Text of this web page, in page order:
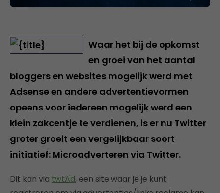
Waar het bij de opkomst
en groei van het aantal
bloggers en websites mogelijk werd met
Adsense en andere advertentievormen
opeens voor iedereen mogelijk werd een
klein zakcentje te verdienen, is er nu Twitter
groter groeit een vergelijkbaar soort
initiatief: Microadverteren via Twitter.
Dit kan via twtAd, een site waar je je kunt